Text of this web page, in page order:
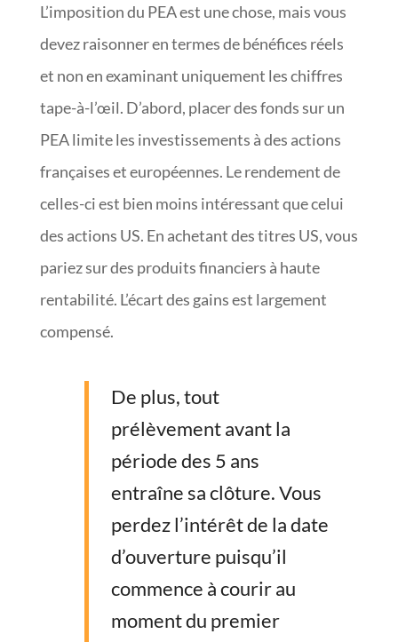
L’imposition du PEA est une chose, mais vous
devez raisonner en termes de bénéfices réels
et non en examinant uniquement les chiffres
tape-à-l’œil. D’abord, placer des fonds sur un
PEA limite les investissements à des actions
françaises et européennes. Le rendement de
celles-ci est bien moins intéressant que celui
des actions US. En achetant des titres US, vous
pariez sur des produits financiers à haute
rentabilité. L’écart des gains est largement
compensé.
De plus, tout
prélèvement avant la
période des 5 ans
entraîne sa clôture. Vous
perdez l’intérêt de la date
d’ouverture puisqu’il
commence à courir au
moment du premier